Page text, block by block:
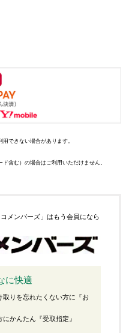
できない場合があります。
含む）の場合はご利用いただけません。
メンバーズ」はもう会員になら
に快適
取りを忘れたくない方に『お
かんたん『受取指定』